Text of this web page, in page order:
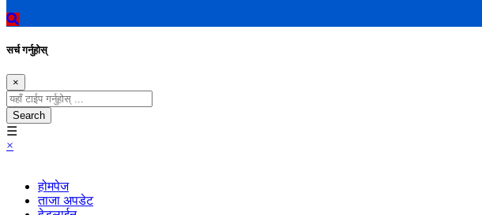
सर्च गर्नुहोस्
×
Search
☰
×
होमपेज
ताजा अपडेट